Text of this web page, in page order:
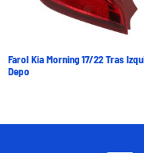
Farol Kia Morning 17/22 Tras
Depo